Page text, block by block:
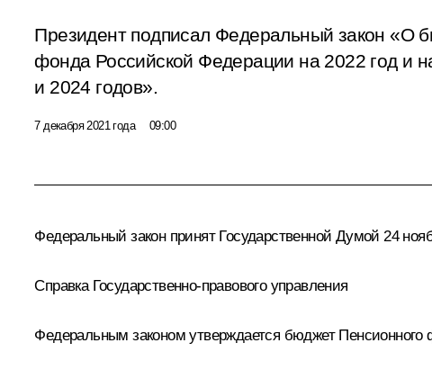
Президент подписал Федеральный закон «О
фонда Российской Федерации на 2022 год и
и 2024 годов».
7 декабря 2021 года 09:00
Федеральный закон принят Государственной Думой 24
Справка Государственно-правового управления
Федеральным законом утверждается бюджет